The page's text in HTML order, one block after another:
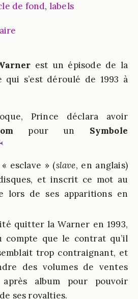
de fond, labels
est un épisode de la
s’est déroulé de 1993 à
Prince déclara avoir
pour un Symbole
esclave » (slave, en anglais)
et inscrit ce mot au
lors de ses apparitions en
quitter la Warner en 1993,
compte que le contrat qu’il
trop contraignant, et
des volumes de ventes
album pour pouvoir
ses royalties.